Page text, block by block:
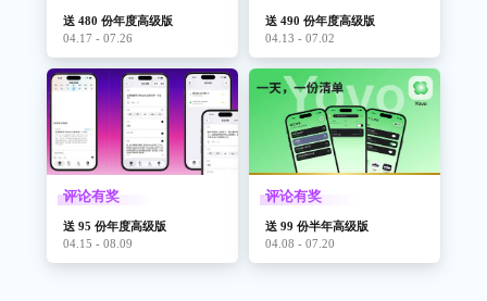
送 480 份年度高级版
04.17 - 07.26
送 490 份年度高级版
04.13 - 07.02
评论有奖
送 95 份年度高级版
04.15 - 08.09
评论有奖
送 99 份半年高级版
04.08 - 07.20